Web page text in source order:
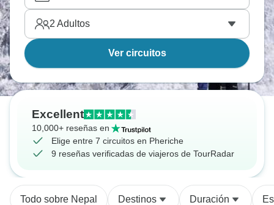
2 Adultos
Ver circuitos
Excellent
10,000+ reseñas en
Elige entre 7 circuitos en Pheriche
9 reseñas verificadas de viajeros de TourRadar
Todo sobre Nepal Destinos Duración